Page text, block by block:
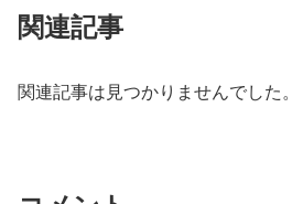
関連記事
関連記事は見つかりませんでした。